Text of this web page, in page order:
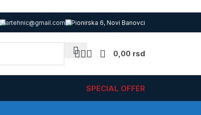
artehnic@gmail.com Pionirska 6, Novi Banovci
0,00 rsd
SPECIAL OFFER